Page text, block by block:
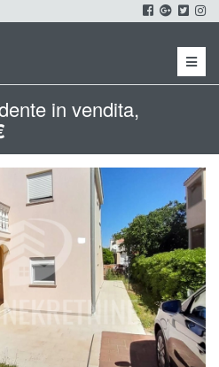
Menu
in vendita,